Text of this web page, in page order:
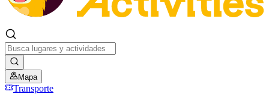
Mapa
Transporte